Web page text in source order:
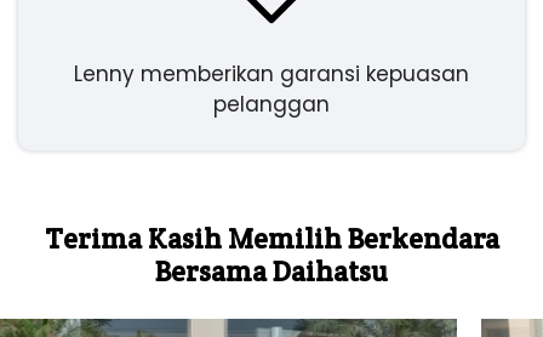
Lenny memberikan garansi kepuasan
pelanggan
Terima Kasih Memilih Berkendara
Bersama Daihatsu